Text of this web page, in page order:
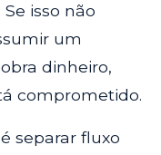
isso não
um
dinheiro,
comprometido.
separar fluxo